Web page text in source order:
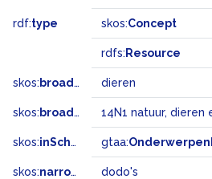
rdf:type skos:Concept
rdfs: Resource
skos: broader dieren
skos: broadMatch 14N1 natuur, dieren
skos:inScheme gtaa:
skos:narrower dodo's